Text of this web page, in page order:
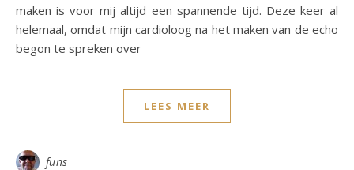
maken is voor mij altijd een spannende tijd. Deze keer al
helemaal, omdat mijn cardioloog na het maken van de echo
begon te spreken over
LEES MEER
funs